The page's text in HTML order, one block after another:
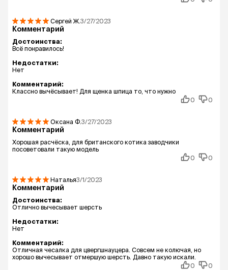
Сергей Ж. 3/27/2023
Комментарий
Достоинства:
Всё понравилось!
Недостатки:
Нет
Комментарий:
Классно вычёсывает! Для щенка шпица то, что нужно
0
0
Оксана Ф. 3/27/2023
Комментарий
Хорошая расчёска, для британского котика заводчики
посоветовали такую модель
0
0
Наталья3/1/2023
Комментарий
Достоинства:
Отлично вычесывает шерсть
Недостатки:
Нет
Комментарий:
Отличная чесалка для цвергшнауцера. Совсем не колючая, но
хорошо вычесывает отмершую шерсть. Давно такую искали.
0
0